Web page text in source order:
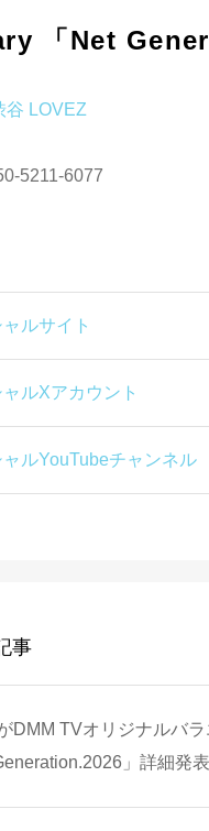
「Net
谷 LOVEZ
5211-6077
ルサイト
ルXアカウント
ルYouTubeチャンネル
事
DMM TVオリジナルバ
」詳細発